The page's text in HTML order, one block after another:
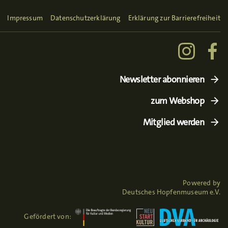
Impressum Datenschutzerklärung Erklärung zur Barrierefreiheit
Newsletter abonnieren
zum Webshop
Mitglied werden
Powered by
Deutsches Hopfenmuseum e.V.
Gefördert von: